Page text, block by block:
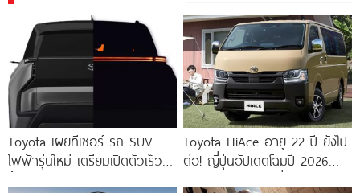
Toyota เผยทีเซอร์ รถ SUV
ไฟฟ้ารุ่นใหม่ เตรียมเปิดตัวเร็ว ๆ
Toyota HiAce อายุ 22 ปี ยังไป
ต่อ! ญี่ปุ่นอัปเดตโฉมปี 2026